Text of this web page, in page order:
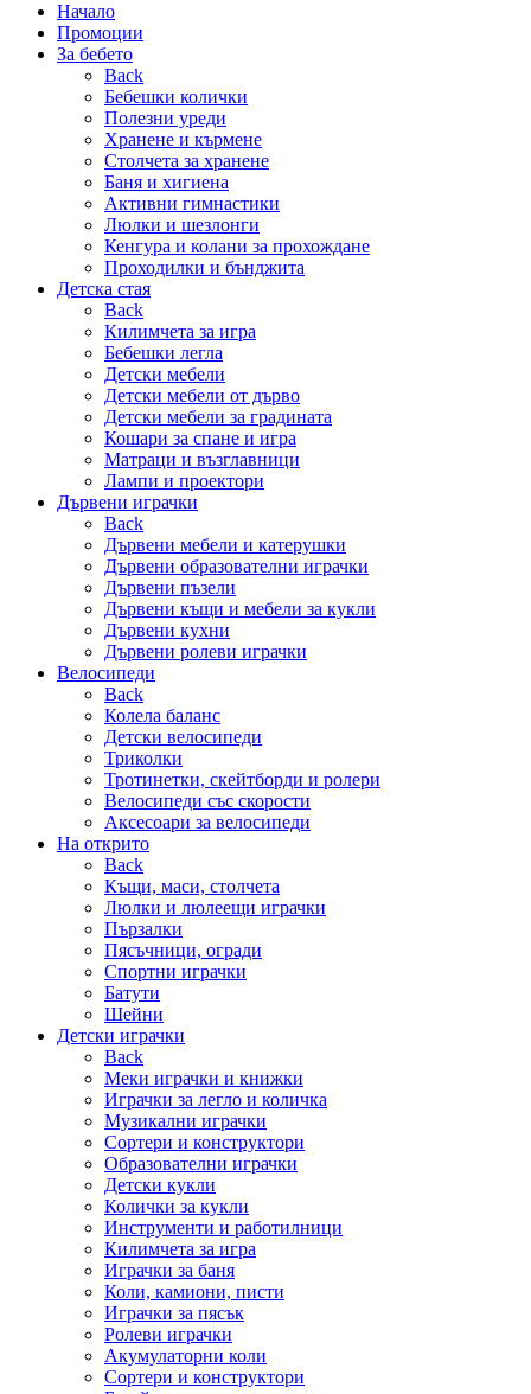
Начало
Промоции
За бебето
Back
Бебешки колички
Полезни уреди
Хранене и кърмене
Столчета за хранене
Баня и хигиена
Активни гимнастики
Люлки и шезлонги
Кенгура и колани за прохождане
Проходилки и бънджита
Детска стая
Back
Килимчета за игра
Бебешки легла
Детски мебели
Детски мебели от дърво
Детски мебели за градината
Кошари за спане и игра
Матраци и възглавници
Лампи и проектори
Дървени играчки
Back
Дървени мебели и катерушки
Дървени образователни играчки
Дървени пъзели
Дървени къщи и мебели за кукли
Дървени кухни
Дървени ролеви играчки
Велосипеди
Back
Колела баланс
Детски велосипеди
Триколки
Тротинетки, скейтборди и ролери
Велосипеди със скорости
Аксесоари за велосипеди
На открито
Back
Къщи, маси, столчета
Люлки и люлеещи играчки
Пързалки
Пясъчници, огради
Спортни играчки
Батути
Шейни
Детски играчки
Back
Меки играчки и книжки
Играчки за легло и количка
Музикални играчки
Сортери и конструктори
Образователни играчки
Детски кукли
Колички за кукли
Инструменти и работилници
Килимчета за игра
Играчки за баня
Коли, камиони, писти
Играчки за пясък
Ролеви играчки
Акумулаторни коли
Сортери и конструктори